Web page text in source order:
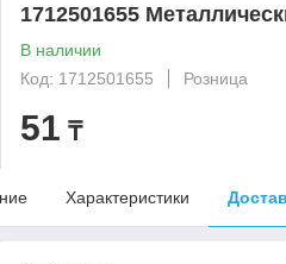
1712501655
В наличии
Код: 1712501655
Розница
51 ₸
Характеристики